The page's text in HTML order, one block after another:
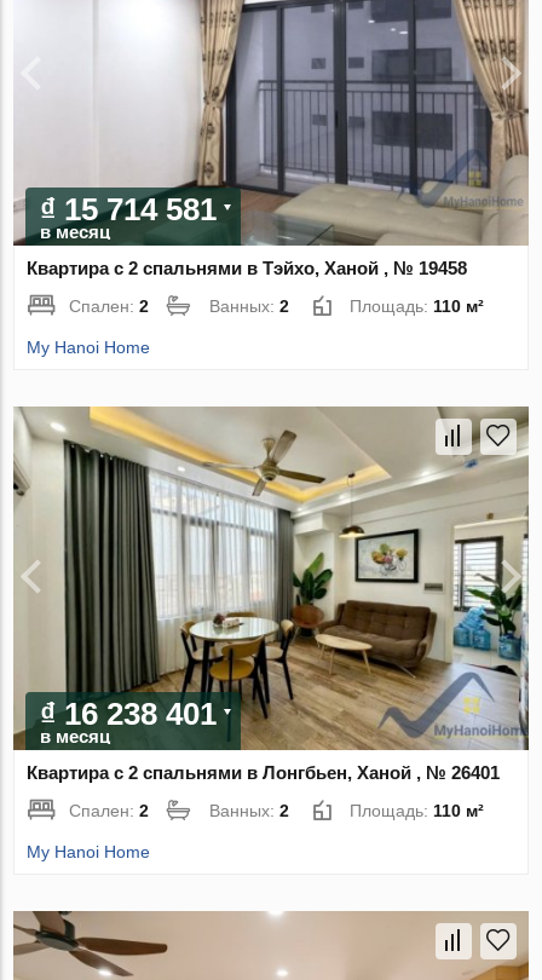
₫ 15 714 581
в месяц
Квартира с 2 спальнями в Тэйхо, Ханой , № 19458
Спален:2 Ванных:2 Площадь:110 м²
My Hanoi Home
₫ 16 238 401
в месяц
Квартира с 2 спальнями в Лонгбьен, Ханой , № 26401
Спален:2 Ванных:2 Площадь: 110 м²
My Hanoi Home